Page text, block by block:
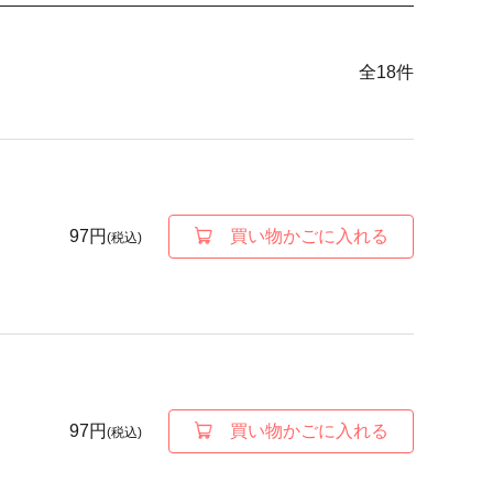
全18件
97円 (税込) 買い物かごに入れる
97円 (税込) 買い物かごに入れる